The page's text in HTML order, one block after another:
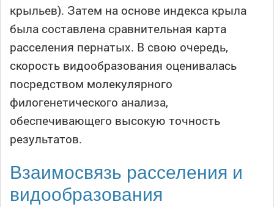
крыльев). Затем на основе индекса крыла
была составлена сравнительная карта
расселения пернатых. В свою очередь,
скорость видообразования оценивалась
посредством молекулярного
филогенетического анализа,
обеспечивающего высокую точность
результатов.
Взаимосвязь расселения и
видообразования